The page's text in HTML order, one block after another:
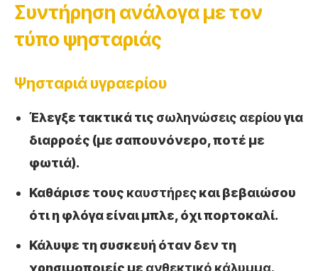
Συντήρηση ανάλογα με τον
τύπο ψησταριάς
Ψησταριά υγραερίου
Έλεγξε τακτικά τις σωληνώσεις αερίουγια
διαρροές (με σαπουνόνερο, ποτέ με
φωτιά).
Καθάρισε τους καυστήρεςκαι βεβαιώσου
ότι η φλόγα είναι μπλε, όχι πορτοκαλί.
Κάλυψε τη συσκευή όταν δεν τη
χρησιμοποιείς με ανθεκτικό κάλυμμα.